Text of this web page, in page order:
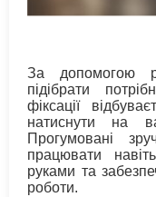
За допомогою
підібрати
фіксації
натиснути на
Прогумовані
працювати
руками та
роботи.